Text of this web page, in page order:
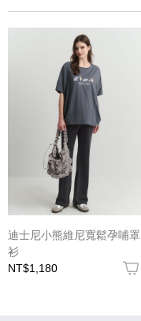
(圖片格式限jpg、jpeg)
迪士尼小熊維尼寬鬆孕哺罩
衫
NT$1,180